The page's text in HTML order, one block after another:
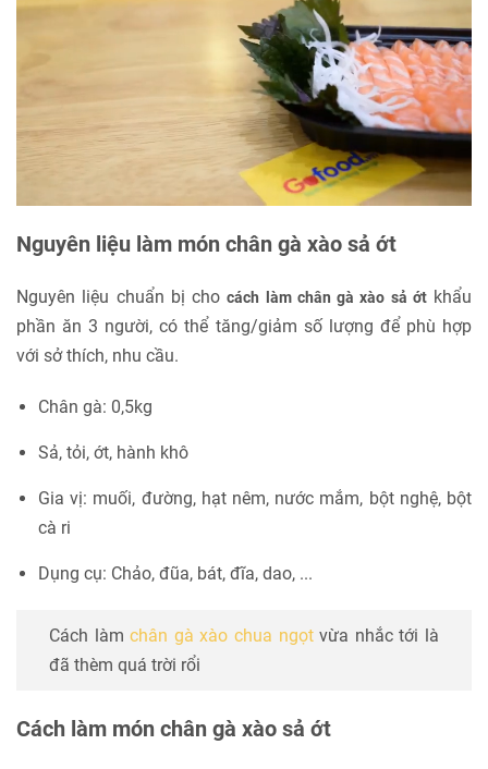
Nguyên liệu làm món chân gà xào sả ớt
Nguyên liệu chuẩn bị chocách làm chân gà xào sả ớtkhẩu
phần ăn 3 người, có thể tăng/giảm số lượng để phù hợp
với sở thích, nhu cầu.
Chân gà: 0,5kg
Sả, tỏi, ớt, hành khô
Gia vị: muối, đường, hạt nêm, nước mắm, bột nghệ, bột
cà ri
Dụng cụ: Chảo, đũa, bát, đĩa, dao, ...
Cách làmchân gà xào chua ngọtvừa nhắc tới là
đã thèm quá trời rổi
Cách làm món chân gà xào sả ớt